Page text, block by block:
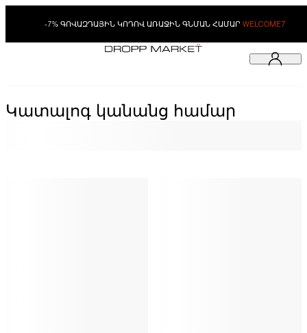
-7% ԳՈՎԱԶԴԱՅԻՆ ԿՈԴՈՎ ԱՌԱՋԻՆ ԳՆՄԱՆ ՀԱՄԱՐ WELCOME7
Կատալոգ կանանց համար